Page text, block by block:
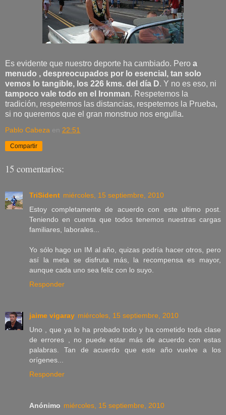
Es evidente que nuestro deporte ha cambiado. Pero a
menudo , despreocupados por lo esencial, tan solo
vemos lo tangible, los 226 kms. del día D. Y no es eso, ni
tampoco vale todo en el Ironman. Respetemos la
tradición, respetemos las distancias, respetemos la Prueba,
si no queremos que el gran monstruo nos engulla.
Pablo Cabeza en 22:51
Compartir
15 comentarios:
TriSident miércoles, 15 septiembre, 2010
Estoy completamente de acuerdo con este ultimo post.
Teniendo en cuenta que todos tenemos nuestras cargas
familiares, laborales...
Yo sólo hago un IM al año, quizas podría hacer otros, pero
así la meta se disfruta más, la recompensa es mayor,
aunque cada uno sea feliz con lo suyo.
Responder
jaime vigaray miércoles, 15 septiembre, 2010
Uno , que ya lo ha probado todo y ha cometido toda clase
de errores , no puede estar más de acuerdo con estas
palabras. Tan de acuerdo que este año vuelve a los
orígenes...
Responder
Anónimo miércoles, 15 septiembre, 2010